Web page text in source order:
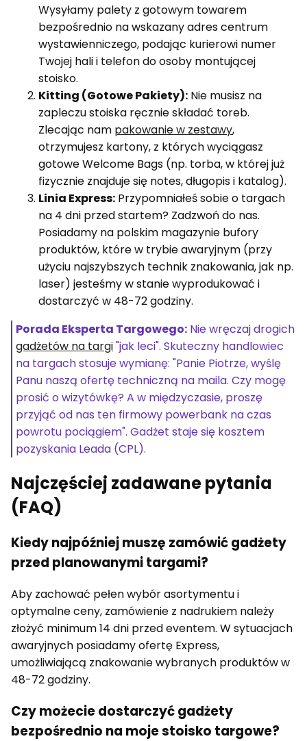
Wysyłamy palety z gotowym towarem
bezpośrednio na wskazany adres centrum
wystawienniczego, podając kurierowi numer
Twojej hali i telefon do osoby montującej
stoisko.
Kitting (Gotowe Pakiety): Nie musisz na
zapleczu stoiska ręcznie składać toreb.
Zlecając nam pakowanie w zestawy,
otrzymujesz kartony, z których wyciągasz
gotowe Welcome Bags (np. torba, w której już
fizycznie znajduje się notes, długopis i katalog).
Linia Express: Przypomniałeś sobie o targach
na 4 dni przed startem? Zadzwoń do nas.
Posiadamy na polskim magazynie bufory
produktów, które w trybie awaryjnym (przy
użyciu najszybszych technik znakowania, jak np.
laser) jesteśmy w stanie wyprodukować i
dostarczyć w 48-72 godziny.
Porada Eksperta Targowego: Nie wręczaj drogich
gadżetów na targi"jak leci". Skuteczny handlowiec
na targach stosuje wymianę: "Panie Piotrze, wyślę
Panu naszą ofertę techniczną na maila. Czy mogę
prosić o wizytówkę? A w międzyczasie, proszę
przyjąć od nas ten firmowy powerbank na czas
powrotu pociągiem". Gadżet staje się kosztem
pozyskania Leada (CPL).
Najczęściej zadawane pytania
(FAQ)
Kiedy najpóźniej muszę zamówić gadżety
przed planowanymi targami?
Aby zachować pełen wybór asortymentu i
optymalne ceny, zamówienie z nadrukiem należy
złożyć minimum 14 dni przed eventem. W sytuacjach
awaryjnych posiadamy ofertę Express,
umożliwiającą znakowanie wybranych produktów w
48-72 godziny.
Czy możecie dostarczyć gadżety
bezpośrednio na moje stoisko targowe?